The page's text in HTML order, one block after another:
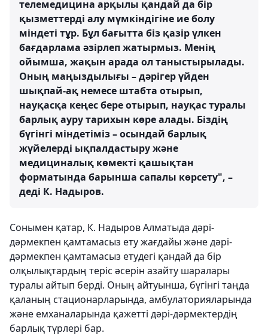
телемедицина арқылы қандай да бір
қызметтерді алу мүмкіндігіне ие болу
міндеті тұр. Бұл бағытта біз қазір үлкен
бағдарлама әзірлеп жатырмыз. Менің
ойымша, жақын арада ол таныстырылады.
Оның маңыздылығы – дәрігер үйден
шықпай-ақ немесе штабта отырып,
науқасқа кеңес бере отырып, науқас туралы
барлық ауру тарихын көре алады. Біздің
бүгінгі міндетіміз – осындай барлық
жүйелерді ықпалдастыру және
медициналық көмекті қашықтан
форматында барынша сапалы көрсету", –
деді К. Надыров.
Сонымен қатар, К. Надыров Алматыда дәрі-
дәрмекпен қамтамасыз ету жағдайы және дәрі-
дәрмекпен қамтамасыз етудегі қандай да бір
олқылықтардың теріс әсерін азайту шаралары
туралы айтып берді. Оның айтуынша, бүгінгі таңда
қаланың стационарларында, амбулаторияларында
және емханаларында қажетті дәрі-дәрмектердің
барлық түрлері бар.